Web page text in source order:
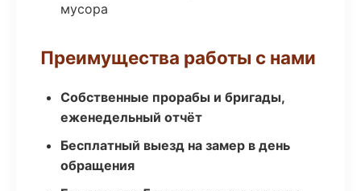
мусора
Преимущества работы с нами
Собственные прорабы и бригады,
еженедельный отчёт
Бесплатный выезд на замер в день
обращения